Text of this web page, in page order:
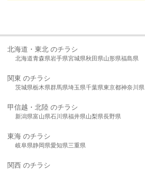
北海道・東北 のチラシ
北海道青森県岩手県宮城県秋田県山形県福島県
関東 のチラシ
茨城県栃木県群馬県埼玉県千葉県東京都神奈川県
甲信越・北陸 のチラシ
新潟県富山県石川県福井県山梨県長野県
東海 のチラシ
岐阜県静岡県愛知県三重県
関西 のチラシ